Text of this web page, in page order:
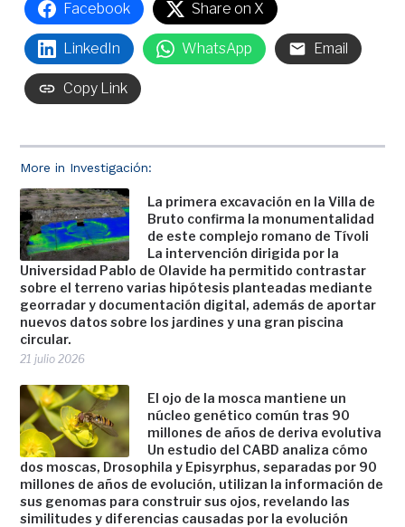
More in Investigación:
La primera excavación en la Villa de
Bruto confirma la monumentalidad
de este complejo romano de Tívoli
La intervención dirigida por la
Universidad Pablo de Olavide ha permitido contrastar
sobre el terreno varias hipótesis planteadas mediante
georradar y documentación digital, además de aportar
nuevos datos sobre los jardines y una gran piscina
circular.
21 julio 2026
El ojo de la mosca mantiene un
núcleo genético común tras 90
millones de años de deriva evolutiva
Un estudio del CABD analiza cómo
dos moscas, Drosophila y Episyrphus, separadas por 90
millones de años de evolución, utilizan la información de
sus genomas para construir sus ojos, revelando las
similitudes y diferencias causadas por la evolución
Facebook Share on X
LinkedIn WhatsApp Email
Copy Link